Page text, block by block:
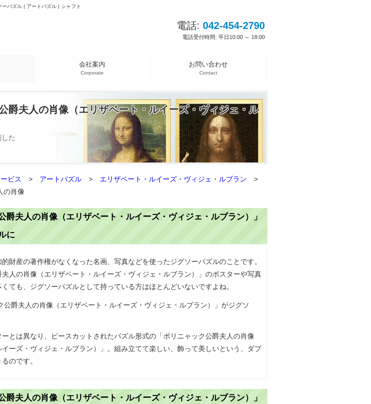
パズル | アートパズル | シャフト
電話: 042-454-2790
電話受付時間: 平日10:00 ～ 18:00
会社案内
Corporate
お問い合わせ
Contact
爵夫人の肖像（エリザベート・ルイーズ・ヴィジェ・ル
た
ビス > アートパズル > エリザベート・ルイーズ・ヴィジェ・ルブラン
>
の肖像
爵夫人の肖像（エリザベート・ルイーズ・ヴィジェ・ルブラン）」
に
財産の著作権がなくなった名画、写真などを使ったジグソーパズルのことです。
夫人の肖像（エリザベート・ルイーズ・ヴィジェ・ルブラン）」のポスターや写真
ても、ジグソーパズルとして持っている方はほとんどいないですよね。
とは異なり、ピースカットされたパズル形式の「ポリニャック公爵夫人の肖像
イーズ・ヴィジェ・ルブラン）」。組み立てて楽しい、飾って美しいという、ダブ
のです。
爵夫人の肖像（エリザベート・ルイーズ・ヴィジェ・ルブラン）」